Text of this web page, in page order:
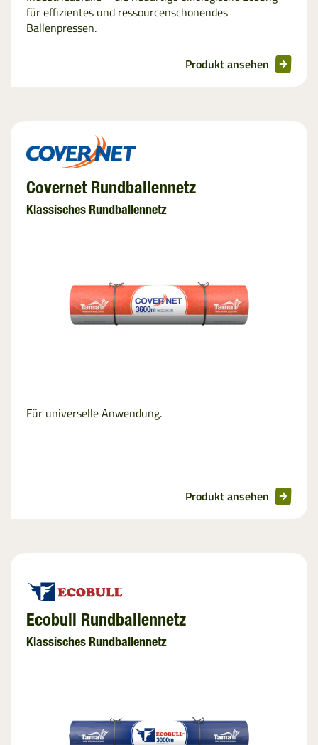
für effizientes und ressourcenschonendes
Ballenpressen.
Produkt ansehen
Covernet Rundballennetz
Klassisches Rundballennetz
Für universelle Anwendung.
Produkt ansehen
Ecobull Rundballennetz
Klassisches Rundballennetz